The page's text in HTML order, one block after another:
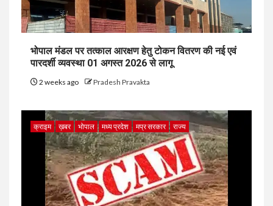
भोपाल मंडल पर तत्काल आरक्षण हेतु टोकन वितरण की नई एवं
पारदर्शी व्यवस्था 01 अगस्त 2026 से लागू
2 weeks ago Pradesh Pravakta
क्राइम ख़बर भोपाल मध्य प्रदेश मप्र सरकार राज्य